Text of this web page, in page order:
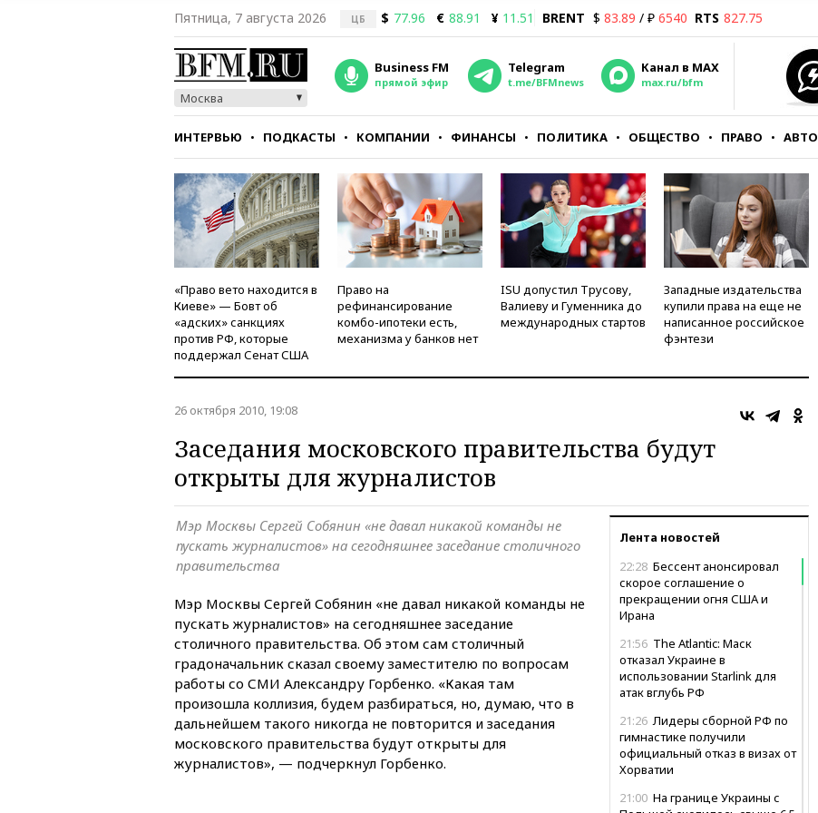
Пятница, 7 августа 2026 ЦБ $ 77.96 € 88.91 ¥ 11.51 BRENT $ 83.89 / ₽ 6540 RTS 827.75
Москва
Business FM
прямой эфир
Telegram
t.me/BFMnews
Канал в MAX
max.ru/bfm
ИНТЕРВЬЮ ПОДКАСТЫ КОМПАНИИ ФИНАНСЫ ПОЛИТИКА ОБЩЕСТВО ПРАВО АВТО
СТИЛЬ ТЕСТЫ
«Право вето находится в
Киеве» — Бовт об
«адских» санкциях
против РФ, которые
поддержал Сенат США
Право на
рефинансирование
комбо-ипотеки есть,
механизма у банков нет
ISU допустил Трусову,
Валиеву и Гуменника до
международных стартов
Западные издательства
купили права на еще не
написанное российское
фэнтези
26 октября 2010, 19:08
Заседания московского правительства будут
открыты для журналистов
Лента новостей
22:28 Бессент анонсировал
скорое соглашение о
прекращении огня США и
Ирана
21:56 The Atlantic: Маск
отказал Украине в
использовании Starlink для
атак вглубь РФ
21:26 Лидеры сборной РФ по
гимнастике получили
официальный отказ в визах от
Хорватии
21:00 На границе Украины с
Мэр Москвы Сергей Собянин «не давал никакой команды не
пускать журналистов» на сегодняшнее заседание столичного
правительства
Мэр Москвы Сергей Собянин «не давал никакой команды не
пускать журналистов» на сегодняшнее заседание
столичного правительства. Об этом сам столичный
градоначальник сказал своему заместителю по вопросам
работы со СМИ Александру Горбенко. «Какая там
произошла коллизия, будем разбираться, но, думаю, что в
дальнейшем такого никогда не повторится и заседания
московского правительства будут открыты для
журналистов», — подчеркнул Горбенко.